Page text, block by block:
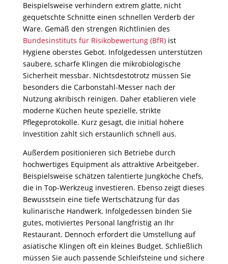
Beispielsweise verhindern extrem glatte, nicht
gequetschte Schnitte einen schnellen Verderb der
Ware. Gemäß den strengen Richtlinien des
Bundesinstituts für Risikobewertung (BfR)ist
Hygiene oberstes Gebot. Infolgedessen unterstützen
saubere, scharfe Klingen die mikrobiologische
Sicherheit messbar. Nichtsdestotrotz müssen Sie
besonders die Carbonstahl-Messer nach der
Nutzung akribisch reinigen. Daher etablieren viele
moderne Küchen heute spezielle, strikte
Pflegeprotokolle. Kurz gesagt, die initial höhere
Investition zahlt sich erstaunlich schnell aus.
Außerdem positionieren sich Betriebe durch
hochwertiges Equipment als attraktive Arbeitgeber.
Beispielsweise schätzen talentierte Jungköche Chefs,
die in Top-Werkzeug investieren. Ebenso zeigt dieses
Bewusstsein eine tiefe Wertschätzung für das
kulinarische Handwerk. Infolgedessen binden Sie
gutes, motiviertes Personal langfristig an Ihr
Restaurant. Dennoch erfordert die Umstellung auf
asiatische Klingen oft ein kleines Budget. Schließlich
müssen Sie auch passende Schleifsteine und sichere